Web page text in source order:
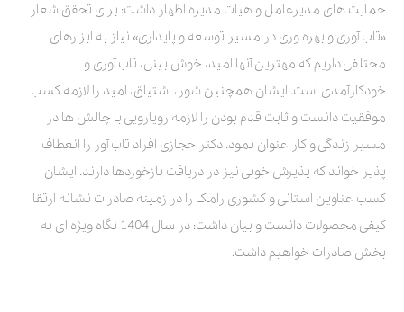
حمایت های مدیرعامل و هیات مدیره اظهار داشت: برای تحقق شعار
«تاب آوری و بهره وری در مسیر توسعه و پایداری» نیاز به ابزارهای
مختلفی داریم که مهترین آنها امید، خوش بینی، تاب آوری و
خودکارآمدی است. ایشان همچنین شور، اشتیاق، امید را لازمه کسب
موفقیت دانست و ثابت قدم بودن را لازمه رویارویی با چالش ها در
مسیر زندگی و کار عنوان نمود. دکتر حجازی افراد تاب آور را انعطاف
پذیر خواند که پذیرش خوبی نیز در دریافت بازخوردها دارند. ایشان
کسب عناوین استانی و کشوری رامک را در زمینه صادرات نشانه ارتقا
کیفی محصولات دانست و بیان داشت: در سال 1404 نگاه ویژه ای به
بخش صادرات خواهیم داشت.